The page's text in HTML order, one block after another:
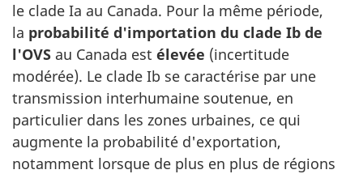
le clade Ia au Canada. Pour la même période,
la probabilité d'importation du clade Ib de
l'OVS au Canada est élevée (incertitude
modérée). Le clade Ib se caractérise par une
transmission interhumaine soutenue, en
particulier dans les zones urbaines, ce qui
augmente la probabilité d'exportation,
notamment lorsque de plus en plus de régions